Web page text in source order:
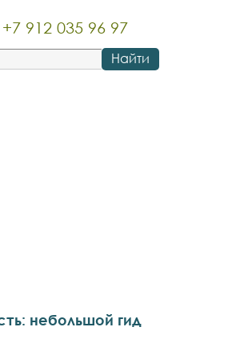
Найти
+7 912 035 96 97
небольшой гид